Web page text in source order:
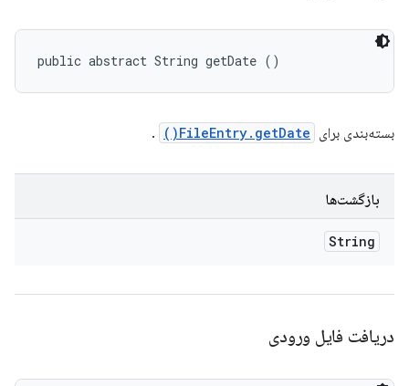
public abstract String getDate ()
بسته‌بندی برای FileEntry.getDate()
.
بازگشت‌ها
String
دریافت فایل ورودی